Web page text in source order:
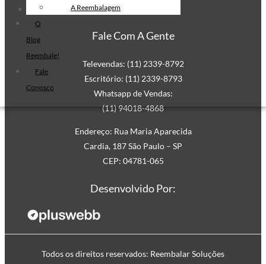
Filme Stretch Preto
Fita de Arquear 10mm
Fita Adesiva
Fita Adesiva Personalizada
Fita Adesiva Personalizada em
Fita Adesiva Personalizada no
Atacado
Fita Adesiva Personalizada para
A Reembalagem
O
Blog
Reembale!
Fale
Conosco
Mapa do Site
Fale Com A Gente
Televendas: (11) 2339-8792
Escritório: (11) 2339-8793
Whatsapp de Vendas:
(11) 94018-4868
Endereço: Rua Maria Aparecida
Cardia, 187 São Paulo – SP
CEP: 04781-065
Desenvolvido Por:
Todos os direitos reservados: Reembalar Soluções